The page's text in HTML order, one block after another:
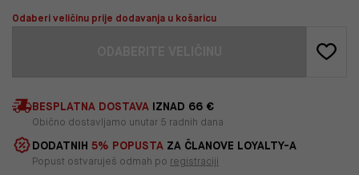
Odaberi veličinu prije dodavanja u košaricu
BESPLATNA DOSTAVA IZNAD 66 €
Obično dostavljamo unutar 5 radnih dana
DODATNIH 5% POPUSTA ZA ČLANOVE LOYALTY-A
Popust ostvaruješ odmah po registraciji